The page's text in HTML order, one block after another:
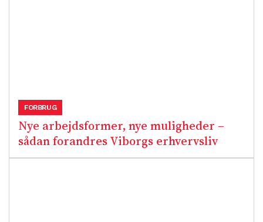
Nye arbejdsformer, nye muligheder –
sådan forandres Viborgs erhvervsliv
FORBRUG